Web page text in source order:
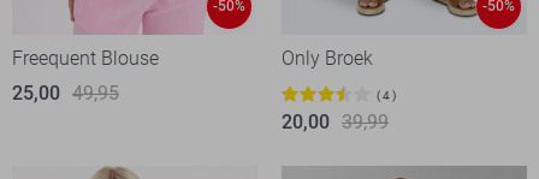
-50%
Freequent Blouse
25,00 49,95
-50%
Only Broek
4
20,00 39,99